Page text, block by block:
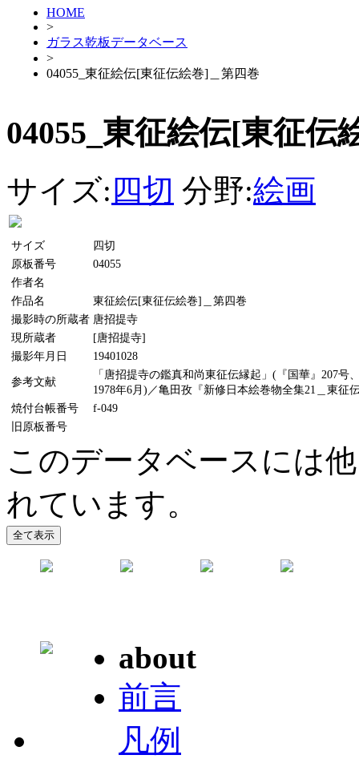
HOME
>
ガラス乾板データベース
>
04055_東征絵伝[東征伝絵巻]＿第四巻
04055_東征絵伝[東征伝
サイズ: 四切 分野:絵画
サイズ
四切
原板番号
04055
作者名
作品名
東征絵伝[東征伝絵巻]＿第四巻
撮影時の所蔵者 唐招提寺
現所蔵者
[唐招提寺]
撮影年月日
19401028
参考文献
「唐招提寺の鑑真和尚東征伝縁起」(『国華』207
1978年6月)／亀田孜『新修日本絵巻物全集21＿東征
焼付台帳番号
f-049
旧原板番号
このデータベースには
れています。
about
前言
凡例